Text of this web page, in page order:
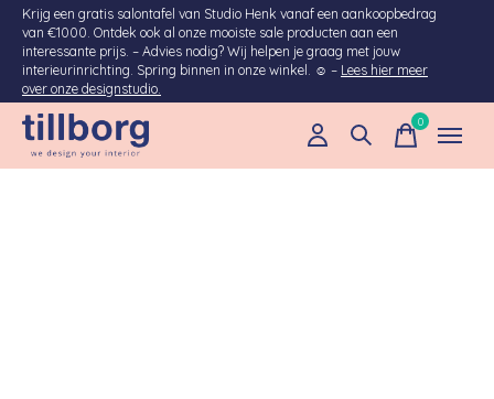
Krijg een gratis salontafel van Studio Henk vanaf een aankoopbedrag
van €1000. Ontdek ook al onze mooiste sale producten aan een
interessante prijs. – Advies nodig? Wij helpen je graag met jouw
interieurinrichting. Spring binnen in onze winkel. ☺ – Lees hier meer
over onze designstudio.
0items